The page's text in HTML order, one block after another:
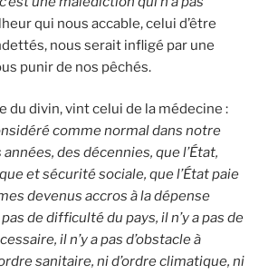
qui nous accable, celui d’être
nous serait infligé par une
punir de nos pêchés.
du divin, vint celui de la médecine :
comme normal dans notre
des décennies, que l’État,
et sécurité sociale, que l’État paie
devenus accros à la dépense
de difficulté du pays, il n’y a pas de
il n’y a pas d’obstacle à
sanitaire, ni d’ordre climatique, ni